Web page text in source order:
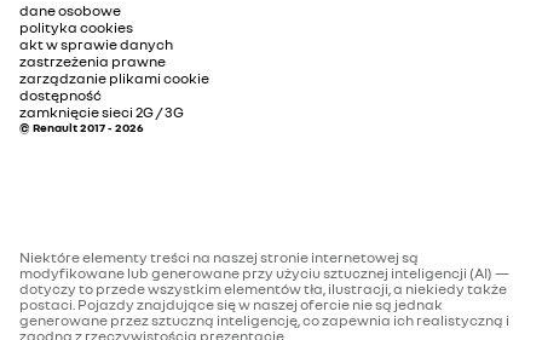
dane osobowe
polityka cookies
akt w sprawie danych
zastrzeżenia prawne
zarządzanie plikami cookie
dostępność
zamknięcie sieci 2G / 3G
© Renault 2017 - 2026
Niektóre elementy treści na naszej stronie internetowej są
modyfikowane lub generowane przy użyciu sztucznej inteligencji (AI) —
dotyczy to przede wszystkim elementów tła, ilustracji, a niekiedy także
postaci. Pojazdy znajdujące się w naszej ofercie nie są jednak
generowane przez sztuczną inteligencję, co zapewnia ich realistyczną i
zgodną z rzeczywistością prezentację.